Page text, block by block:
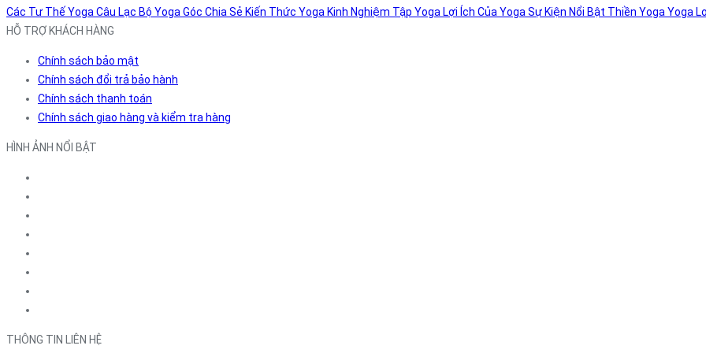
Các Tư Thế Yoga Câu Lạc Bộ Yoga Góc Chia Sẻ Kiến Thức Yoga Kinh Nghiệm Tập Yoga Lợi Ích Của Yoga Sự Kiện Nổi Bật Thiền Yoga Yoga
HỖ TRỢ KHÁCH HÀNG
Chính sách bảo mật
Chính sách đổi trả bảo hành
Chính sách thanh toán
Chính sách giao hàng và kiểm tra hàng
HÌNH ẢNH NỔI BẬT
THÔNG TIN LIÊN HỆ